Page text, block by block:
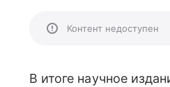
Контент недоступен
В итоге научное